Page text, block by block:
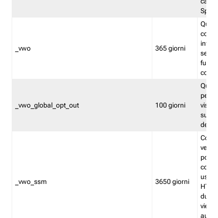
Split
_vwo 365 giorni
_vwo_global_opt_out 100 giorni
su
_vwo_ssm 3650 giorni
viene